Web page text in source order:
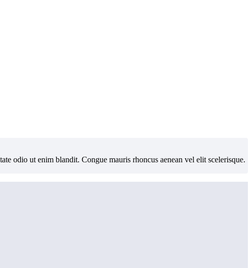
odio ut enim blandit. Congue mauris rhoncus aenean vel elit scelerisque.